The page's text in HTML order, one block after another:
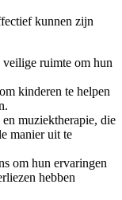
kunnen zijn
ruimte om hun
kinderen te helpen
muziektherapie, die
manier uit te
om hun ervaringen
hebben